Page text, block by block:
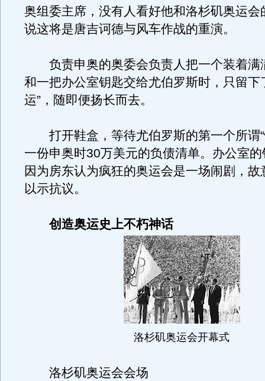
奥组委主席，没有人看好他和洛杉矶奥运会
说这将是唐吉诃德与风车作战的重演。
负责申奥的奥委会负责人把一个装着满
和一把办公室钥匙交给尤伯罗斯时，只留下
运”，随即便扬长而去。
打开鞋盒，等待尤伯罗斯的第一个所谓“
一份申奥时30万美元的负债清单。办公室
因为房东认为疯狂的奥运会是一场闹剧，故
以示抗议。
创造奥运史上不朽神话
洛杉矶奥运会开幕式
洛杉矶奥运会会场